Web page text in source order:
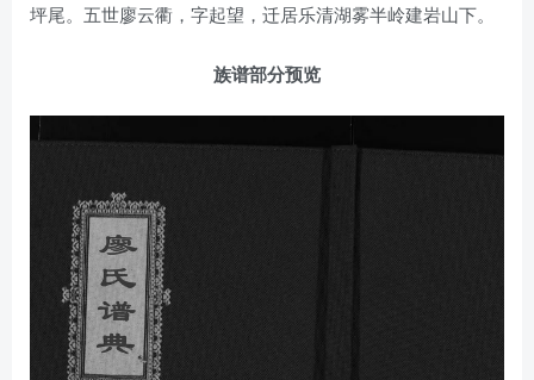
坪尾。五世廖云衢，字起望，迁居乐清湖雾半岭建岩山下。
族谱部分预览